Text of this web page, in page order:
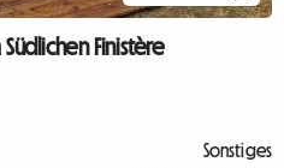
Finistère
Sonstiges